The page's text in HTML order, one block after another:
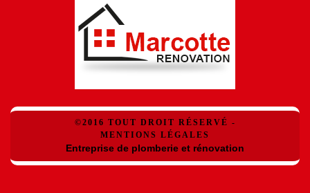
©2016 TOUT DROIT RÉSERVÉ -
MENTIONS LÉGALES
Entreprise de plomberie et rénovation